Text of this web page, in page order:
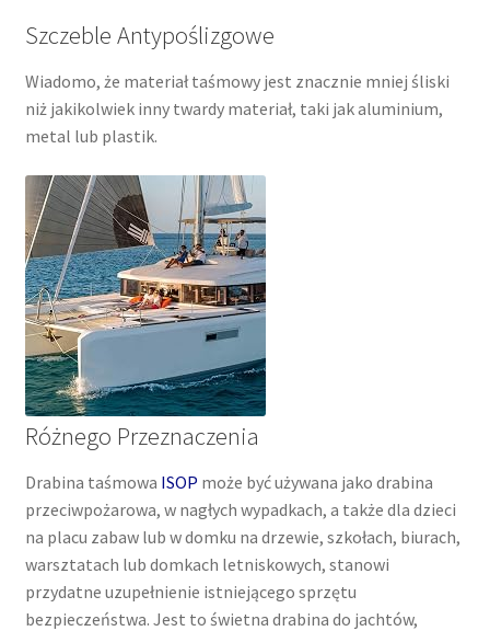
Szczeble Antypoślizgowe
Wiadomo, że materiał taśmowy jest znacznie mniej śliski
niż jakikolwiek inny twardy materiał, taki jak aluminium,
metal lub plastik.
Różnego Przeznaczenia
Drabina taśmowa ISOP może być używana jako drabina
przeciwpożarowa, w nagłych wypadkach, a także dla dzieci
na placu zabaw lub w domku na drzewie, szkołach, biurach,
warsztatach lub domkach letniskowych, stanowi
przydatne uzupełnienie istniejącego sprzętu
bezpieczeństwa. Jest to świetna drabina do jachtów,